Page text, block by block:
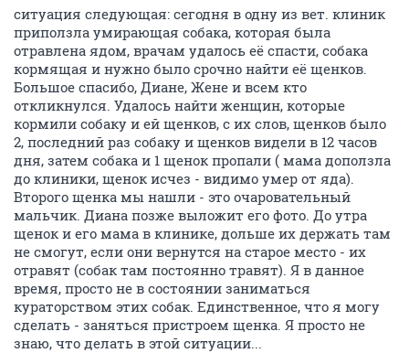
ситуация следующая: сегодня в одну из вет. клиник
приползла умирающая собака, которая была
отравлена ядом, врачам удалось её спасти, собака
кормящая и нужно было срочно найти её щенков.
Большое спасибо, Диане, Жене и всем кто
откликнулся. Удалось найти женщин, которые
кормили собаку и ей щенков, с их слов, щенков было
2, последний раз собаку и щенков видели в 12 часов
дня, затем собака и 1 щенок пропали ( мама доползла
до клиники, щенок исчез - видимо умер от яда).
Второго щенка мы нашли - это очаровательный
мальчик. Диана позже выложит его фото. До утра
щенок и его мама в клинике, дольше их держать там
не смогут, если они вернутся на старое место - их
отравят (собак там постоянно травят). Я в данное
время, просто не в состоянии заниматься
кураторством этих собак. Единственное, что я могу
сделать - заняться пристроем щенка. Я просто не
знаю, что делать в этой ситуации...